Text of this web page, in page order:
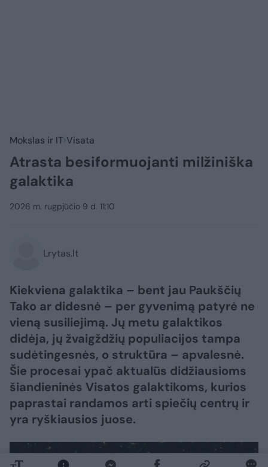
Mokslas ir IT Visata
Atrasta besiformuojanti milžiniška
galaktika
2026 m. rugpjūčio 9 d. 11:10
Lrytas.lt
Kiekviena galaktika – bent jau Paukščių
Tako ar didesnė – per gyvenimą patyrė ne
vieną susiliejimą. Jų metu galaktikos
didėja, jų žvaigždžių populiacijos tampa
sudėtingesnės, o struktūra – apvalesnė.
Šie procesai ypač aktualūs didžiausioms
šiandieninės Visatos galaktikoms, kurios
paprastai randamos arti spiečių centrų ir
yra ryškiausios juose.